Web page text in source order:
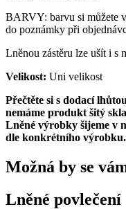
BARVY: barvu si můžete
do poznámky při
Lněnou zástěru lze ušít i s
Velikost: Uni velikost
Přečtěte si s dodací
nemáme produkt šitý
Lněné výrobky šijeme v
dle konkrétního výrobku.
Možná by se
Lněné povlečení